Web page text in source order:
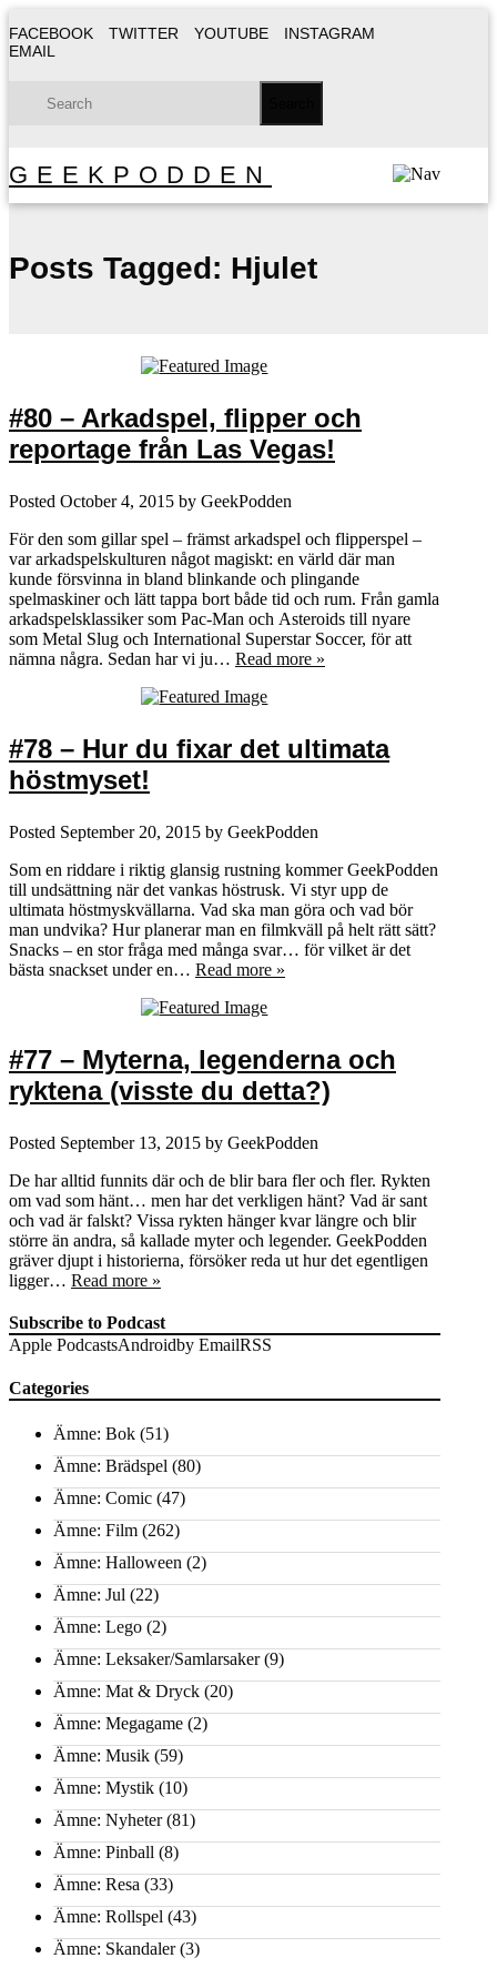
FACEBOOK TWITTER YOUTUBE
INSTAGRAM
EMAIL
GEEKPODDEN
Posts Tagged: Hjulet
#80 – Arkadspel, flipper och
reportage från Las Vegas!
Posted October 4, 2015 by GeekPodden
För den som gillar spel – främst arkadspel och flipperspel –
var arkadspelskulturen något magiskt: en värld där man
kunde försvinna in bland blinkande och plingande
spelmaskiner och lätt tappa bort både tid och rum. Från gamla
arkadspelsklassiker som Pac-Man och Asteroids till nyare
som Metal Slug och International Superstar Soccer, för att
nämna några. Sedan har vi ju… Read more »
#78 – Hur du fixar det ultimata
höstmyset!
Posted September 20, 2015 by GeekPodden
Som en riddare i riktig glansig rustning kommer GeekPodden
till undsättning när det vankas höstrusk. Vi styr upp de
ultimata höstmyskvällarna. Vad ska man göra och vad bör
man undvika? Hur planerar man en filmkväll på helt rätt sätt?
Snacks – en stor fråga med många svar… för vilket är det
bästa snackset under en… Read more »
#77 – Myterna, legenderna och
ryktena (visste du detta?)
Posted September 13, 2015 by GeekPodden
De har alltid funnits där och de blir bara fler och fler. Rykten
om vad som hänt… men har det verkligen hänt? Vad är sant
och vad är falskt? Vissa rykten hänger kvar längre och blir
större än andra, så kallade myter och legender. GeekPodden
gräver djupt i historierna, försöker reda ut hur det egentligen
ligger… Read more »
Subscribe to Podcast
Apple PodcastsAndroidby EmailRSS
Categories
Ämne: Bok (51)
Ämne: Brädspel (80)
Ämne: Comic (47)
Ämne: Film (262)
Ämne: Halloween (2)
Ämne: Jul (22)
Ämne: Lego (2)
Ämne: Leksaker/Samlarsaker(9)
Ämne: Mat & Dryck (20)
Ämne: Megagame (2)
Ämne: Musik (59)
Ämne: Mystik (10)
Ämne: Nyheter(81)
Ämne: Pinball (8)
Ämne: Resa (33)
Ämne: Rollspel (43)
Ämne: Skandaler(3)